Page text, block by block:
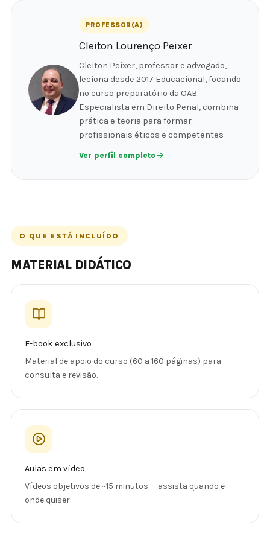
PROFESSOR(A)
Cleiton Lourenço Peixer
Cleiton Peixer, professor e advogado,
leciona desde 2017 Educacional, focando
no curso preparatório da OAB.
Especialista em Direito Penal, combina
prática e teoria para formar
profissionais éticos e competentes
Ver perfil completo
O QUE ESTÁ INCLUÍDO
MATERIAL DIDÁTICO
E-book exclusivo
Material de apoio do curso (60 a 160 páginas) para
consulta e revisão.
Aulas em vídeo
Vídeos objetivos de ~15 minutos — assista quando e
onde quiser.